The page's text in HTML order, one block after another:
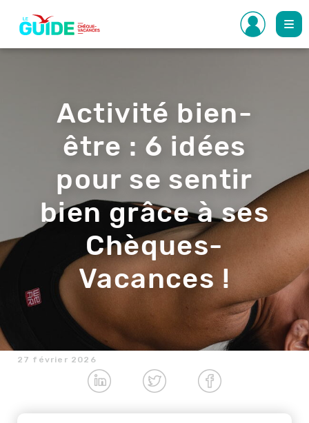
contenu
principal
Activité bien-
être : 6 idées
pour se sentir
bien grâce à ses
Chèques-
Vacances !
27 février 2026